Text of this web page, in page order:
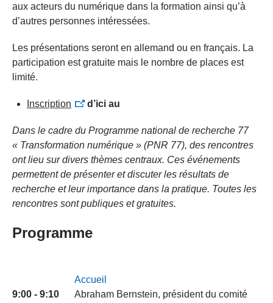
aux acteurs du numérique dans la formation ainsi qu’à
d’autres personnes intéressées.
Les présentations seront en allemand ou en français. La
participation est gratuite mais le nombre de places est
limité.
Inscription d’ici au
Dans le cadre du Programme national de recherche 77
« Transformation numérique » (PNR 77), des rencontres
ont lieu sur divers thèmes centraux. Ces événements
permettent de présenter et discuter les résultats de
recherche et leur importance dans la pratique. Toutes les
rencontres sont publiques et gratuites.
Programme
9:00 - 9:10
Accueil
Abraham Bernstein, président du comité